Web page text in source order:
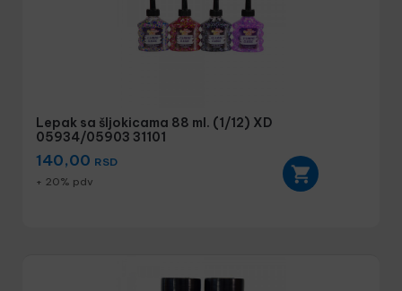
Lepak sa šljokicama 88 ml. (1/12) XD
05934/05903 31101
140,00 RSD
+ 20% pdv